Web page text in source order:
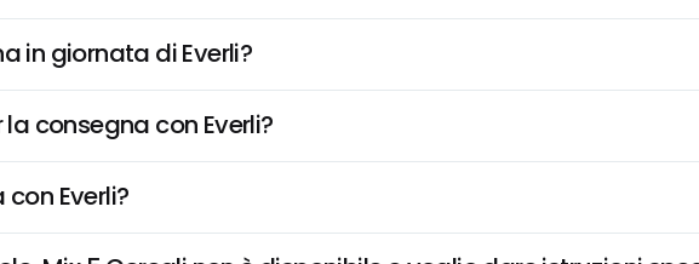
in giornata di Everli?
consegna con Everli?
Everli?